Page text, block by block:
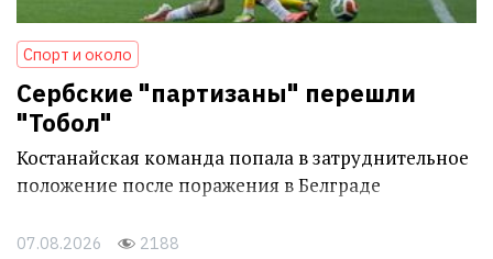
Спорт и около
Сербские "партизаны" перешли
"Тобол"
Костанайская команда попала в затруднительное
положение после поражения в Белграде
07.08.2026 2188